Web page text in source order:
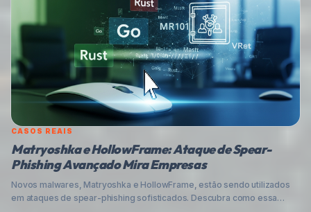
CASOS REAIS
Matryoshka e HollowFrame: Ataque de Spear-
Phishing Avançado Mira Empresas
Novos malwares, Matryoshka e HollowFrame, estão sendo utilizados
em ataques de spear-phishing sofisticados. Descubra como essa